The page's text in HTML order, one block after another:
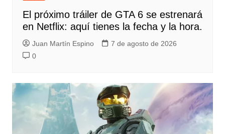
El próximo tráiler de GTA 6 se estrenará
en Netflix: aquí tienes la fecha y la hora.
Juan Martín Espino
7 de agosto de 2026
0